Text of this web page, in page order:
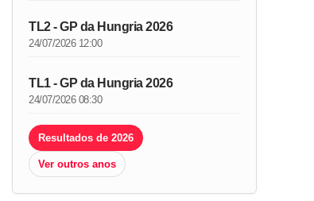
TL2 - GP da Hungria 2026
24/07/2026 12:00
TL1 - GP da Hungria 2026
24/07/2026 08:30
Resultados de 2026
Ver outros anos